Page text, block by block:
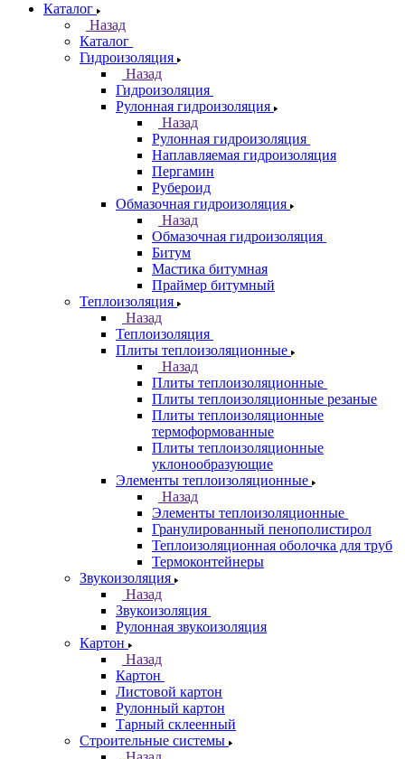
Каталог
Назад
Каталог
Гидроизоляция
Назад
Гидроизоляция
Рулонная гидроизоляция
Назад
Рулонная гидроизоляция
Наплавляемая гидроизоляция
Пергамин
Рубероид
Обмазочная гидроизоляция
Назад
Обмазочная гидроизоляция
Битум
Мастика битумная
Праймер битумный
Теплоизоляция
Назад
Теплоизоляция
Плиты теплоизоляционные
Назад
Плиты теплоизоляционные
Плиты теплоизоляционные резаные
Плиты теплоизоляционные
термоформованные
Плиты теплоизоляционные
уклонообразующие
Элементы теплоизоляционные
Назад
Элементы теплоизоляционные
Гранулированный пенополистирол
Теплоизоляционная оболочка для труб
Термоконтейнеры
Звукоизоляция
Назад
Звукоизоляция
Рулонная звукоизоляция
Картон
Назад
Картон
Листовой картон
Рулонный картон
Тарный склеенный
Строительные системы